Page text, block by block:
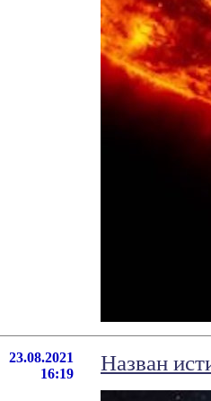
23.08.2021
16:19
Назван